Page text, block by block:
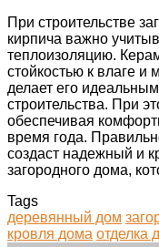
При строительстве
кирпича важно
теплоизоляцию.
стойкостью к влаге и
делает его
строительства. При
обеспечивая
время года.
создаст надежный и
загородного дома,
Tags
деревянный дом
кровля дома отделка